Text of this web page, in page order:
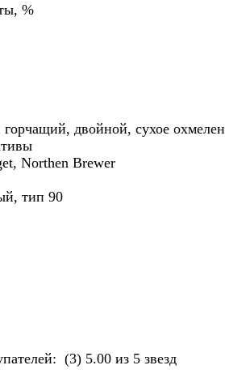
%
горчащий, двойной, сухое
Northen Brewer
тип 90
(3) 5.00 из 5 звезд